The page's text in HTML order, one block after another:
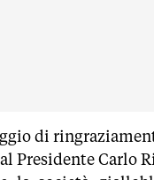
di
Presidente Carlo